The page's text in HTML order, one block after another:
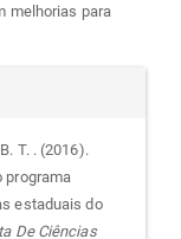
melhorias para
T. . (2016).
programa
estaduais do
De Ciências